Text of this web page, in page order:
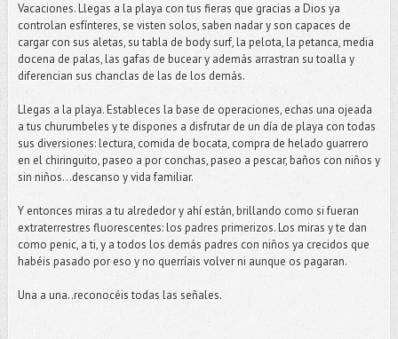
Vacaciones. Llegas a la playa con tus fieras que gracias a Dios ya
controlan esfínteres, se visten solos, saben nadar y son capaces de
cargar con sus aletas, su tabla de body surf, la pelota, la petanca, media
docena de palas, las gafas de bucear y además arrastran su toalla y
diferencian sus chanclas de las de los demás.
Llegas a la playa. Estableces la base de operaciones, echas una ojeada
a tus churumbeles y te dispones a disfrutar de un día de playa con todas
sus diversiones: lectura, comida de bocata, compra de helado guarrero
en el chiringuito, paseo a por conchas, paseo a pescar, baños con niños y
sin niños…descanso y vida familiar.
Y entonces miras a tu alrededor y ahí están, brillando como si fueran
extraterrestres fluorescentes: los padres primerizos. Los miras y te dan
como penic, a ti, y a todos los demás padres con niños ya crecidos que
habéis pasado por eso y no querríais volver ni aunque os pagaran.
Una a una..reconocéis todas las señales.